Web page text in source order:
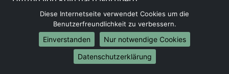
Umzug von Köln nach Duisburg
Umzug von Köln nach Bochum
Umzug von Köln nach Wuppertal
Umzug von Köln nach Bielefeld
Umzug von Köln nach Bonn
Diese Internetseite verwendet Cookies um die
Benutzerfreundlichkeit zu verbessern.
Einverstanden
Nur notwendige Cookies
Datenschutzerklärung